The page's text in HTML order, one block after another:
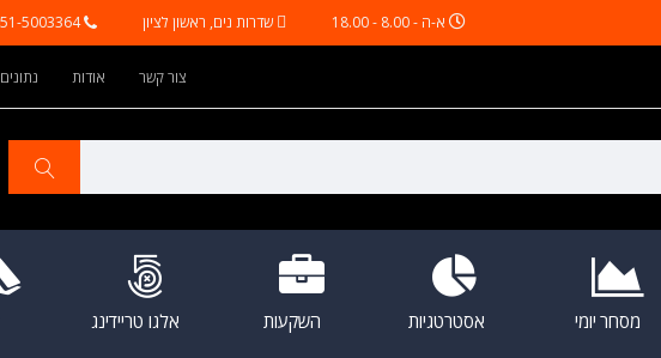
א-ה - 8.00 - 18.00 שדרות נים, ראשון לציון 051-5003364
נתונים אודות צור קשר
מסחר יומי אסטרטגיות השקעות אלגו טריידינג